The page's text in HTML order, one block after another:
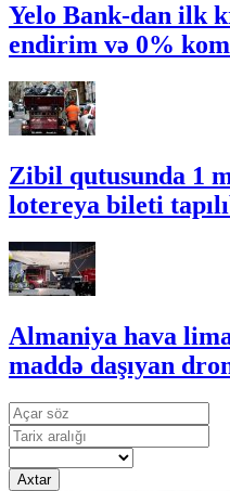
Yelo Bank-dan ilk
endirim və 0%
Zibil qutusunda 1
lotereya bileti
Almaniya hava
maddə daşıyan
Axtar